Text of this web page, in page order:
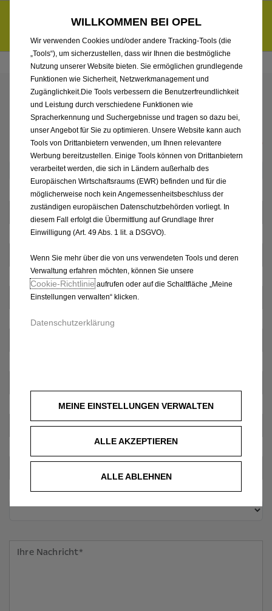
6.000 € staatliche Förderungsprämie für E-Autos und Plug-in-
Hybride. Mehr erfahren >>
IHRE KONTAKT­DATEN
* Pflichtfeld(er)
WILLKOMMEN BEI OPEL
Wir verwenden Cookies und/oder andere Tracking-Tools (die
„Tools“), um sicherzustellen, dass wir Ihnen die bestmögliche
Nutzung unserer Website bieten. Sie ermöglichen grundlegende
Funktionen wie Sicherheit, Netzwerkmanagement und
Zugänglichkeit.Die Tools verbessern die Benutzerfreundlichkeit
und Leistung durch verschiedene Funktionen wie
Spracherkennung und Suchergebnisse und tragen so dazu bei,
unser Angebot für Sie zu optimieren. Unsere Website kann auch
Tools von Drittanbietern verwenden, um Ihnen relevantere
Werbung bereitzustellen. Einige Tools können von Drittanbietern
verarbeitet werden, die sich in Ländern außerhalb des
Europäischen Wirtschaftsraums (EWR) befinden und für die
möglicherweise noch kein Angemessenheitsbeschluss der
zuständigen europäischen Datenschutzbehörden vorliegt. In
diesem Fall erfolgt die Übermittlung auf Grundlage Ihrer
Einwilligung (Art. 49 Abs. 1 lit. a DSGVO).
Wenn Sie mehr über die von uns verwendeten Tools und deren
Verwaltung erfahren möchten, können Sie unsere
Cookie‑Richtlinieaufrufen oder auf die Schaltfläche „Meine
Einstellungen verwalten“ klicken.
Datenschutzerklärung
MEINE EINSTELLUNGEN VERWALTEN
ALLE AKZEPTIEREN
ALLE ABLEHNEN